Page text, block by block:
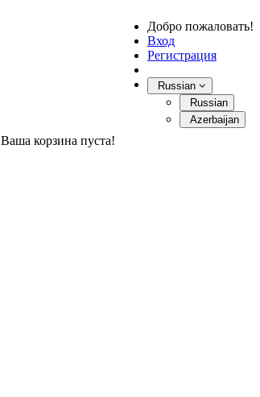
Добро пожаловать!
Вход
Регистрация
Russian
Russian
Azerbaijan
Ваша корзина пуста!